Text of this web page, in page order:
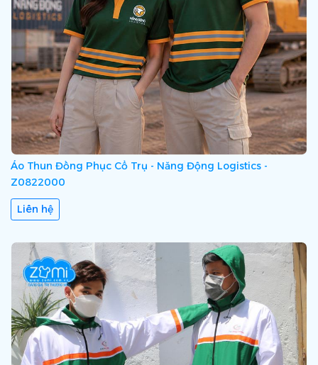
Áo Thun Đồng Phục Cổ Trụ - Năng Động Logistics -
Z0822000
Liên hệ